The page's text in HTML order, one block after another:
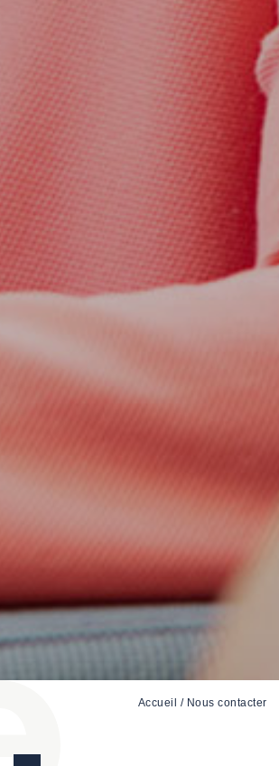
Accueil / Nous contacter